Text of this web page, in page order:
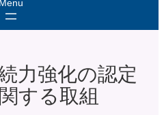
力強化の認定
する取組